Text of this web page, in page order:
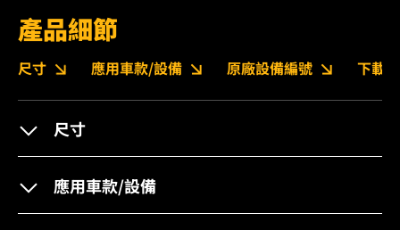
產品細節
尺寸 應用車款/設備 原廠設備編號 下載
尺寸
應用車款/設備